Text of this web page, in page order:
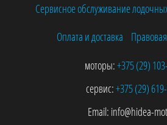
Сервисное обслуживание
Оплата и доставка
моторы:+375 (29)
сервис:+375 (29)
Email: info@hidea-